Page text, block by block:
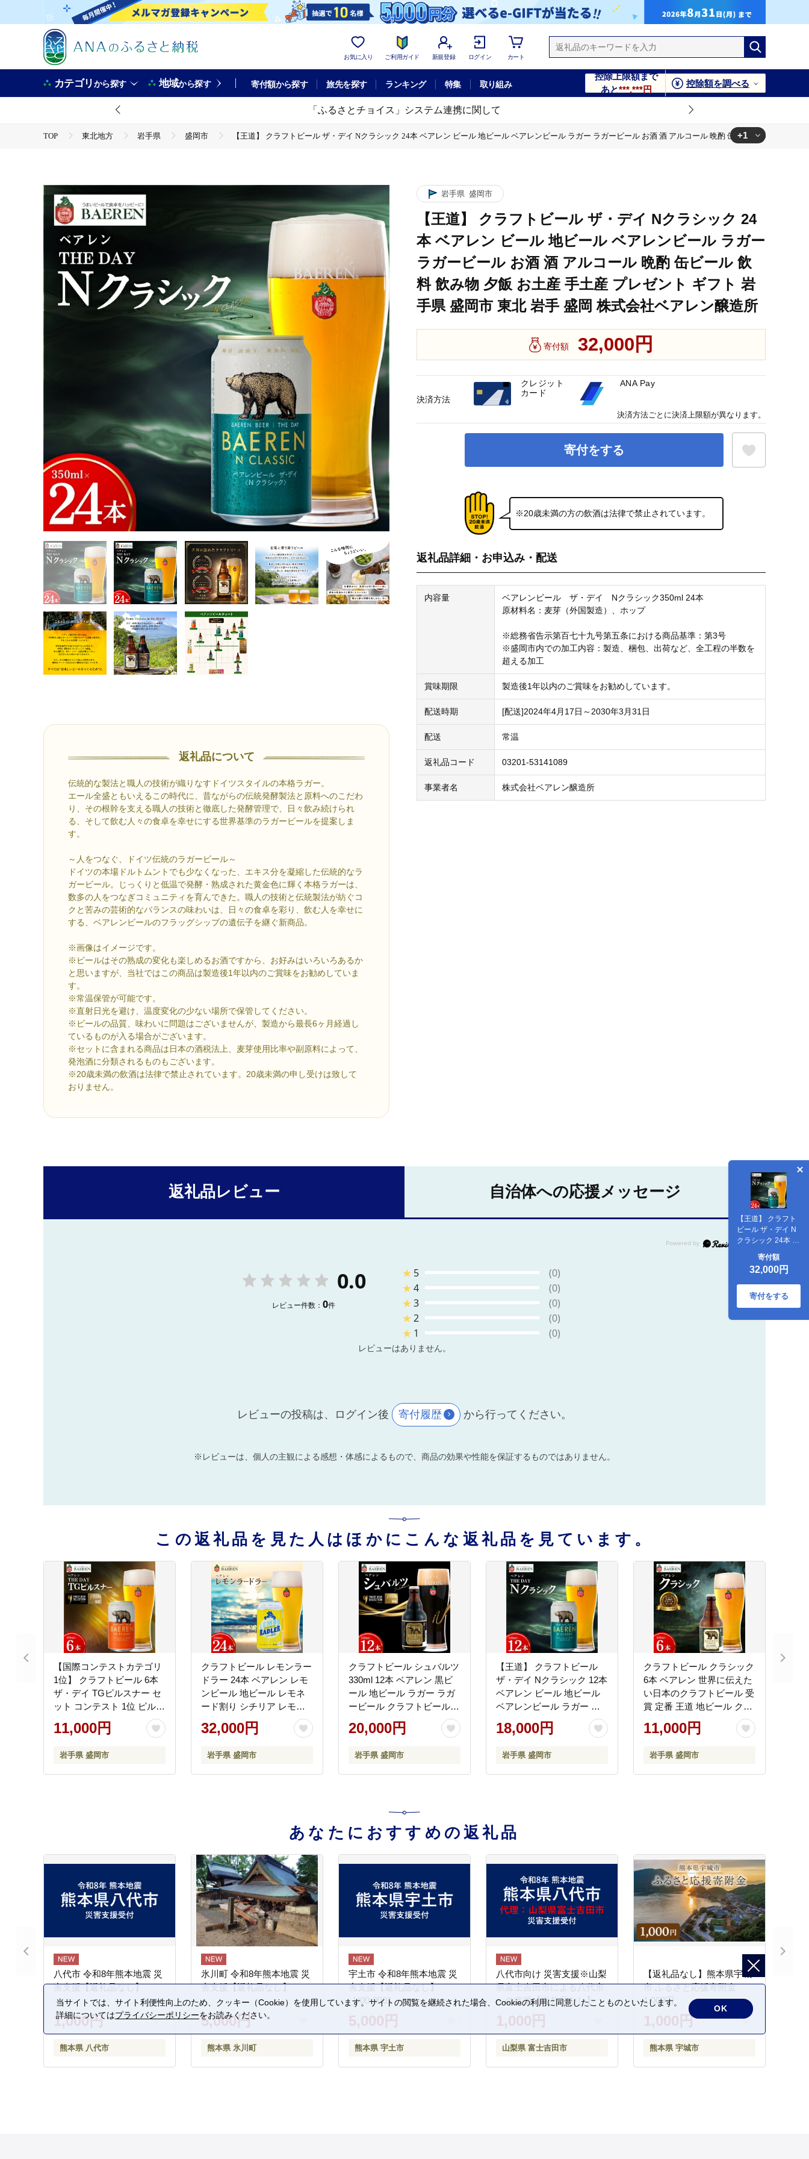
お気に入り ご利用ガイド 新規登録 ログイン カート
カテゴリから探す 地域から探す 寄付額から探す 旅先を探す ランキング 特集 取り組み
控除上限額まで
あと***,***円
控除額を調べる
「ふるさとチョイス」システム連携に関して
TOP 東北地方 岩手県 盛岡市
【王道】 クラフトビール ザ・デイ Nクラシック 24本 ベアレン ビール 地ビール ベアレンビール ラガー ラガービール お酒 酒 アルコール 晩酌 缶ビール 飲料 飲み
+1
返礼品について
伝統的な製法と職人の技術が織りなすドイツスタイルの本格ラガー。
エール全盛ともいえるこの時代に、昔ながらの伝統発酵製法と原料へのこだわ
り、その根幹を支える職人の技術と徹底した発酵管理で、日々飲み続けられ
る、そして飲む人々の食卓を幸せにする世界基準のラガービールを提案しま
す。
～人をつなぐ、ドイツ伝統のラガービール～
ドイツの本場ドルトムントでも少なくなった、エキス分を凝縮した伝統的なラ
ガービール。じっくりと低温で発酵・熟成された黄金色に輝く本格ラガーは、
数多の人をつなぎコミュニティを育んできた。職人の技術と伝統製法が紡ぐコ
クと苦みの芸術的なバランスの味わいは、日々の食卓を彩り、飲む人を幸せに
する、ベアレンビールのフラッグシップの遺伝子を継ぐ新商品。
※画像はイメージです。
※ビールはその熟成の変化も楽しめるお酒ですから、お好みはいろいろあるか
と思いますが、当社ではこの商品は製造後1年以内のご賞味をお勧めしていま
す。
※常温保管が可能です。
※直射日光を避け、温度変化の少ない場所で保管してください。
※ビールの品質、味わいに問題はございませんが、製造から最長6ヶ月経過し
ているものが入る場合がございます。
※セットに含まれる商品は日本の酒税法上、麦芽使用比率や副原料によって、
発泡酒に分類されるものもございます。
※20歳未満の飲酒は法律で禁止されています。20歳未満の申し受けは致して
おりません。
岩手県 盛岡市
【王道】 クラフトビール ザ・デイ Nクラシック 24
本 ベアレン ビール 地ビール ベアレンビール ラガー
ラガービール お酒 酒 アルコール 晩酌 缶ビール 飲
料 飲み物 夕飯 お土産 手土産 プレゼント ギフト 岩
手県 盛岡市 東北 岩手 盛岡 株式会社ベアレン醸造所
寄付額 32,000円
寄付をする
【王道】 クラフト
ビール ザ・デイ N
クラシック 24本 ベ
ール ベアレンビー
ル ラガー ラガービ
ール お酒 酒 アルコ
ール 晩酌 缶ビール
飲料 飲み物 夕飯 お
寄付額
32,000円
寄付をする
※20歳未満の方の飲酒は法律で禁止されています。
返礼品詳細・お申込み・配送
内容量
ベアレンビール ザ・デイ Nクラシック350ml 24本
原材料名：麦芽（外国製造）、ホップ
※総務省告示第百七十九号第五条における商品基準：第3号
※盛岡市内での加工内容：製造、梱包、出荷など、全工程の半数を
超える加工
賞味期限 製造後1年以内のご賞味をお勧めしています。
配送時期 [配送]2024年4月17日～2030年3月31日
配送 常温
返礼品コード 03201-53141089
事業者名 株式会社ベアレン醸造所
決済方法
クレジット
カード
ANA Pay
決済方法ごとに決済上限額が異なります。
返礼品レビュー 自治体への応援メッセージ
0.0
レビュー件数： 0件
★ 5
(0)
★4
(0)
★3
(0)
★2
(0)
★ 1 (0)
レビューはありません。
レビューの投稿は、ログイン後 寄付履歴 から行ってください。
※レビューは、個人の主観による感想・体感によるもので、商品の効果や性能を保証するものではありません。
この返礼品を見た人はほかにこんな返礼品を見ています。
【国際コンテストカテゴリ
1位】 クラフトビール 6本
ザ・デイ TGピルスナー セ
ット コンテスト 1位 ピルス
ピナー ベアレンビール 地
ビール ビール ラガー ドイ
ール 缶 飲料 岩手 岩手県 盛
岡市 盛岡 ベアレン醸造所
11,000円
岩手県 盛岡市
クラフトビール レモンラー
ドラー 24本 ベアレン レモ
ンビール 地ビール レモネ
ード割り シチリア レモン
レモネード 香料不使用 く
らふとびーる 麦酒 ビール
飲料 岩手 盛岡 ベアレン醸
造所
32,000円
岩手県 盛岡市
クラフトビール シュバルツ
330ml 12本 ベアレン 黒ビ
ール 地ビール ラガー ラガ
ービール クラフトビール
くらふとびーる 麦酒 ビー
ル お酒 酒 アルコール 瓶ビ
土産 岩手 岩手県 盛岡市 盛
岡 ベアレン醸造所
20,000円
岩手県 盛岡市
【王道】 クラフトビール
ザ・デイ Nクラシック 12本
ベアレン ビール 地ビール
ベアレンビール ラガー ラ
ガービール お酒 酒 アルコ
ール 晩酌 缶ビール 飲料 飲
レゼント ギフト 岩手県 盛
岡市 東北 岩手 盛岡 株式会
18,000円
岩手県 盛岡市
クラフトビール クラシック
6本 ベアレン 世界に伝えた
い日本のクラフトビール 受
賞 定番 王道 地ビール クラ
フトビール くらふとびーる
麦酒 ビール お酒 酒 アルコ
物 夕飯 お土産 岩手 盛岡 ベ
アレン醸造所
11,000円
岩手県 盛岡市
あなたにおすすめの返礼品
八代市 令和8年熊本地震 災
害支援【返礼品なし】
1,000円
熊本県 八代市
氷川町 令和8年熊本地震 災
害支援【返礼品なし】
5,000円
熊本県 氷川町
宇土市 令和8年熊本地震 災
害支援【返礼品なし】
_U00-0001
5,000円
熊本県 宇土市
八代市向け 災害支援※山梨
県富士吉田市による八代市
への支援【返礼品なし】
1,000円
山梨県 富士吉田市
【返礼品なし】熊本県宇城
市 ふるさと応援寄附金
1,000円
1,000円
熊本県 宇城市
当サイトでは、サイト利便性向上のため、クッキー（Cookie）を使用しています。サイトの閲覧を継続された場合、Cookieの利用に同意したことものといたします。
詳細についてはプライバシーポリシーをお読みください。
OK